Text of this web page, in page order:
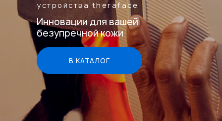
устройства theraface
Инновации для вашей
безупречной кожи
В КАТАЛОГ